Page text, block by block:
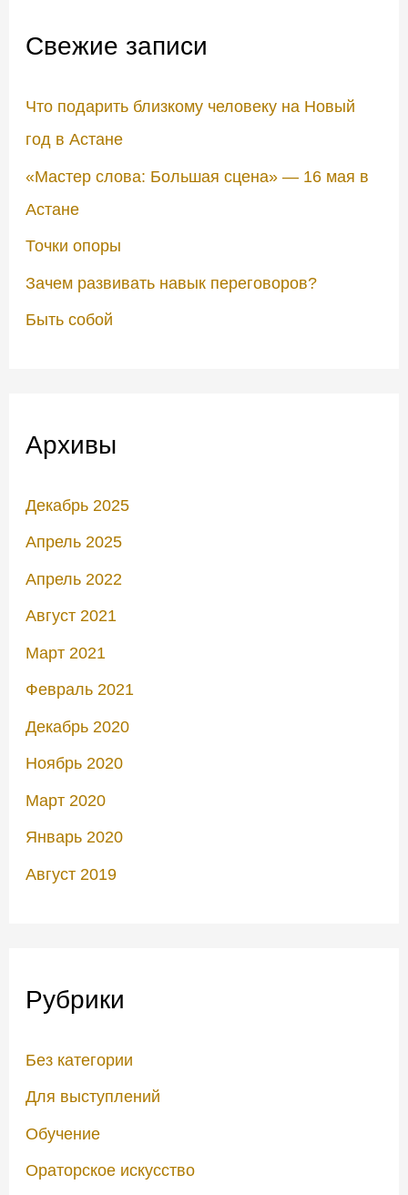
к
Свежие записи
Что подарить близкому человеку на Новый
год в Астане
«Мастер слова: Большая сцена» — 16 мая в
Астане
Точки опоры
Зачем развивать навык переговоров?
Быть собой
Архивы
Декабрь 2025
Апрель 2025
Апрель 2022
Август 2021
Март 2021
Февраль 2021
Декабрь 2020
Ноябрь 2020
Март 2020
Январь 2020
Август 2019
Рубрики
Без категории
Для выступлений
Обучение
Ораторское искусство